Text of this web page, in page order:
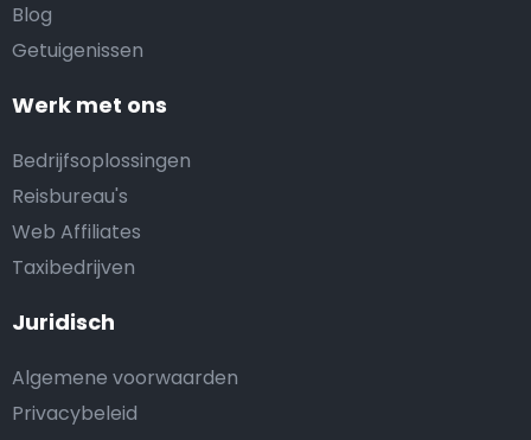
Blog
Getuigenissen
Werk met ons
Bedrijfsoplossingen
Reisbureau's
Web Affiliates
Taxibedrijven
Juridisch
Algemene voorwaarden
Privacybeleid